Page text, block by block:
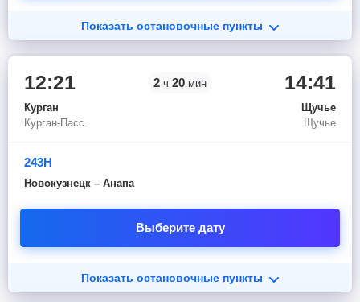
Показать остановочные пункты
12:21
Курган
Курган-Пасс.
2 ч 20 мин 14:41
Щучье
Щучье
243Н
Новокузнецк – Анапа
Выберите дату
Показать остановочные пункты